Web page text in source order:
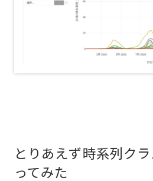
とりあえず時系列ク
ってみた